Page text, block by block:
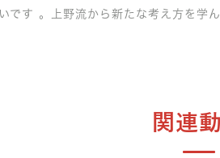
す 。上野流から新たな考え方を学ん
関連